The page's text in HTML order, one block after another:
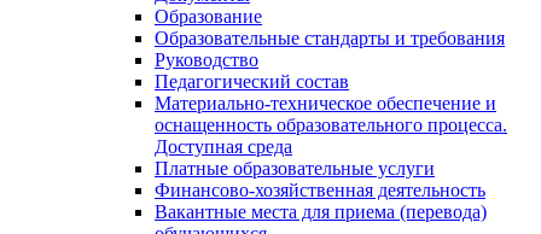
Образование
Образовательные стандарты и требования
Руководство
Педагогический состав
Материально-техническое обеспечение и
оснащенность образовательного процесса.
Доступная среда
Платные образовательные услуги
Финансово-хозяйственная деятельность
Вакантные места для приема (перевода)